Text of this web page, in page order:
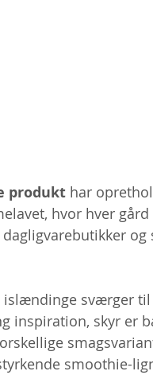
produkt har
hvor hver gård
islændinge sværger til
inspiration, skyr er
smoothie-